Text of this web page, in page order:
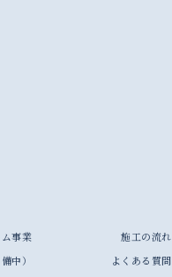
事業
中）
施工の流れ
よくある質問